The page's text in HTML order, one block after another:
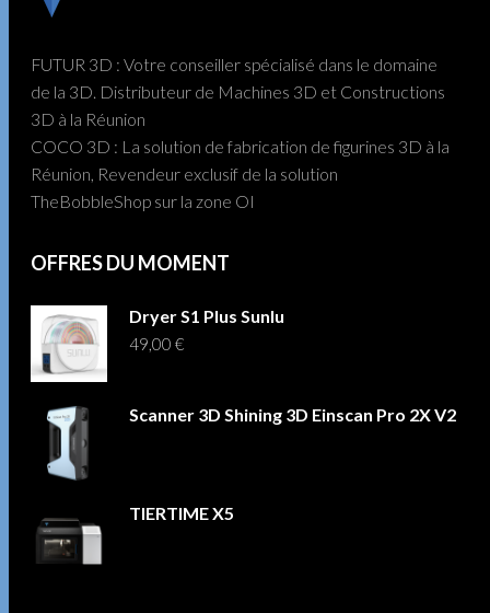
FUTUR 3D : Votre conseiller spécialisé dans le domaine
de la 3D. Distributeur de Machines 3D et Constructions
3D à la Réunion
COCO 3D : La solution de fabrication de figurines 3D à la
Réunion, Revendeur exclusif de la solution
TheBobbleShop sur la zone OI
OFFRES DU MOMENT
Dryer S1 Plus Sunlu
49,00€
Scanner 3D Shining 3D Einscan Pro 2X V2
TIERTIME X5